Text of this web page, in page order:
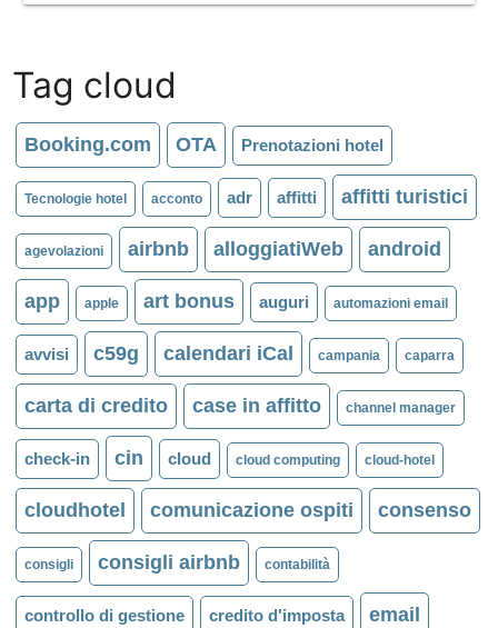
Tag cloud
Booking.com OTA Prenotazioni hotel
Tecnologie hotel acconto adr affitti affitti turistici
agevolazioni airbnb alloggiatiWeb android
app apple art bonus auguri automazioni email
avvisi c59g calendari iCal campania caparra
carta di credito case in affitto channel manager
check-in cin cloud cloud computing cloud-hotel
cloudhotel comunicazione ospiti consenso
consigli consigli airbnb contabilità
controllo di gestione credito d'imposta email